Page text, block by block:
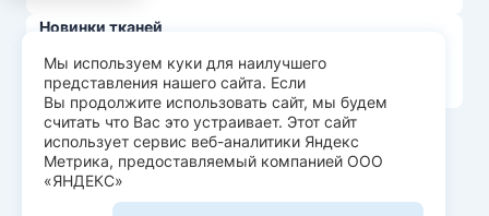
Новинки тканей
Распродажа тканей
Лидеры продаж
© Арт Текс — продажа тканей оптом, 2026
Пользовательское соглашение
Политика конфиденциальности
Мы используем куки для наилучшего
представления нашего сайта. Если
Вы продолжите использовать сайт, мы будем
считать что Вас это устраивает. Этот сайт
использует сервис веб-аналитики Яндекс
Метрика, предоставляемый компанией ООО
«ЯНДЕКС»